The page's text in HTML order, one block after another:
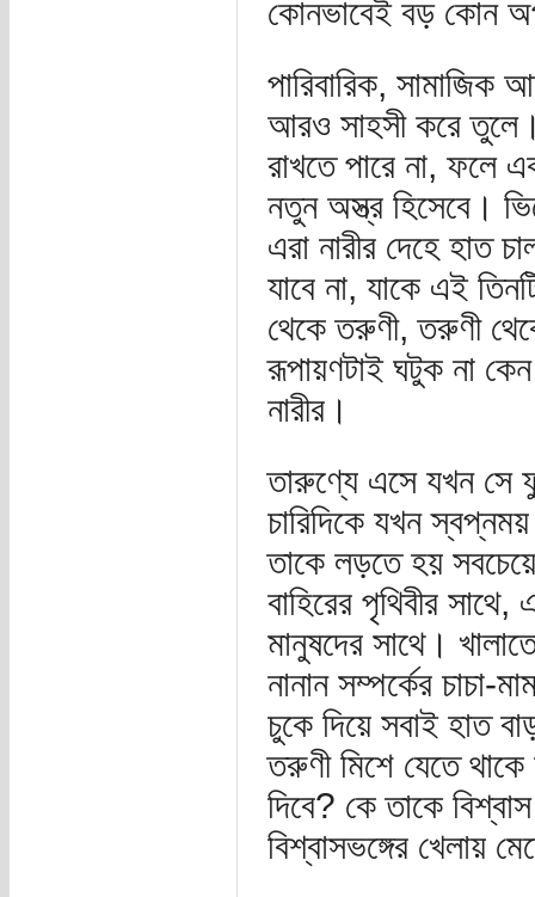
কোনভাবেই বড় কোন
পারিবারিক, সামাজিক
আরও সাহসী করে
রাখতে পারে না, ফলে
নতুন অস্ত্র হিসেবে।
এরা নারীর দেহে হাত
যাবে না, যাকে এই
থেকে তরুণী, তরুণী থেকে
রূপায়ণটাই ঘটুক না কেন
নারীর।
তারুণ্যে এসে যখন সে
চারিদিকে যখন
তাকে লড়তে হয়
বাহিরের পৃথিবীর
মানুষদের সাথে।
নানান সম্পর্কের চাচা-
চুকে দিয়ে সবাই হাত
তরুণী মিশে যেতে থাকে
দিবে? কে তাকে
বিশ্বাসভঙ্গের খেলায়